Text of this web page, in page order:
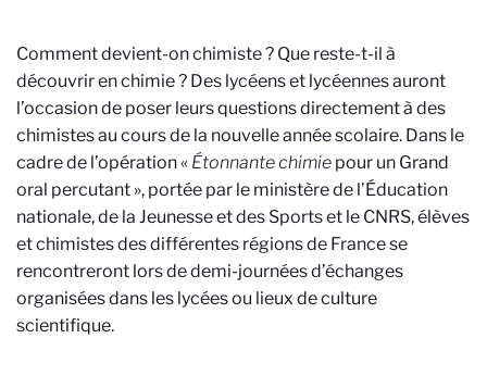
Comment devient-on chimiste ? Que reste-t-il à
découvrir en chimie ? Des lycéens et lycéennes auront
l’occasion de poser leurs questions directement à des
chimistes au cours de la nouvelle année scolaire. Dans le
cadre de l’opération « Étonnante chimie pour un Grand
oral percutant », portée par le ministère de l’Éducation
nationale, de la Jeunesse et des Sports et le CNRS, élèves
et chimistes des différentes régions de France se
rencontreront lors de demi-journées d’échanges
organisées dans les lycées ou lieux de culture
scientifique.